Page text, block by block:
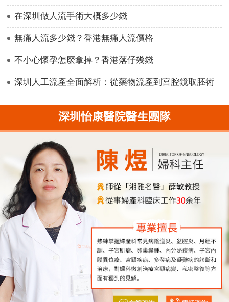
在深圳做人流手術大概多少錢
無痛人流多少錢？香港無痛人流價格
不小心懷孕怎麼拿掉？香港落仔幾錢
深圳人工流產全面解析：從藥物流產到宮腔鏡取胚術
深圳怡康醫院醫生團隊